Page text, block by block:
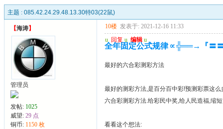
主题 : 085.42.24.29.48.13.30特03(22鼠)
【海涛】
管理员
发帖: 1025
威望: 29 点
铜币: 1150 枚
10楼 发表于: 2021-12-16 11:33
u 回复 u 编辑 u
全年固定公式规律∝╬══→『〓
最好的六合彩测彩方法
最好的测彩方法,是百分百中彩!预测彩票这
六合彩测彩方法.给彩民中奖,给人民造福,缩
看看这个想法: